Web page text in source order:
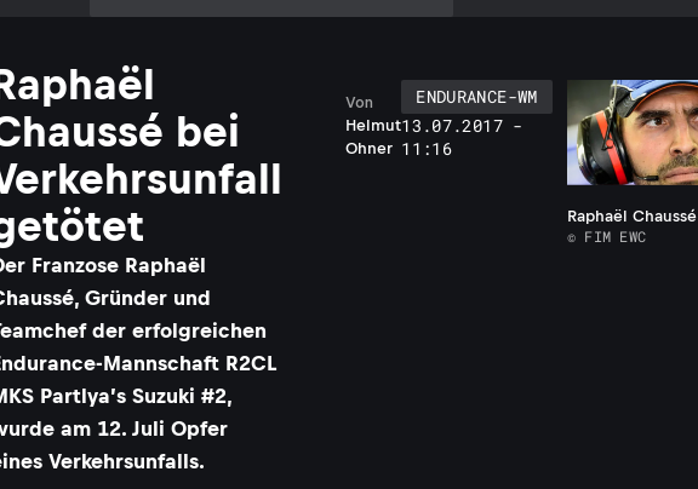
bei
Franzose Raphaël
Gründer und
der erfolgreichen
Mannschaft R2CL
Partlya’s Suzuki #2,
am 12. Juli Opfer
Verkehrsunfalls.
Helmut
Ohner
Von
ENDURANCE-WM
13.07.2017 -
11:16
Raphaël Chaussé
© FIM EWC